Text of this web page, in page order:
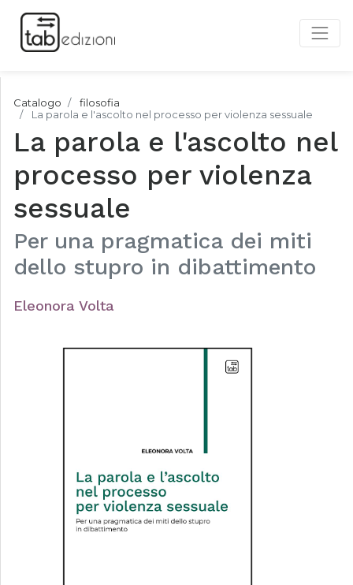
Catalogo
filosofia
La parola e l'ascolto nel processo per violenza sessuale
La parola e l'ascolto nel
processo per violenza
sessuale
Per una pragmatica dei miti
dello stupro in dibattimento
Eleonora Volta